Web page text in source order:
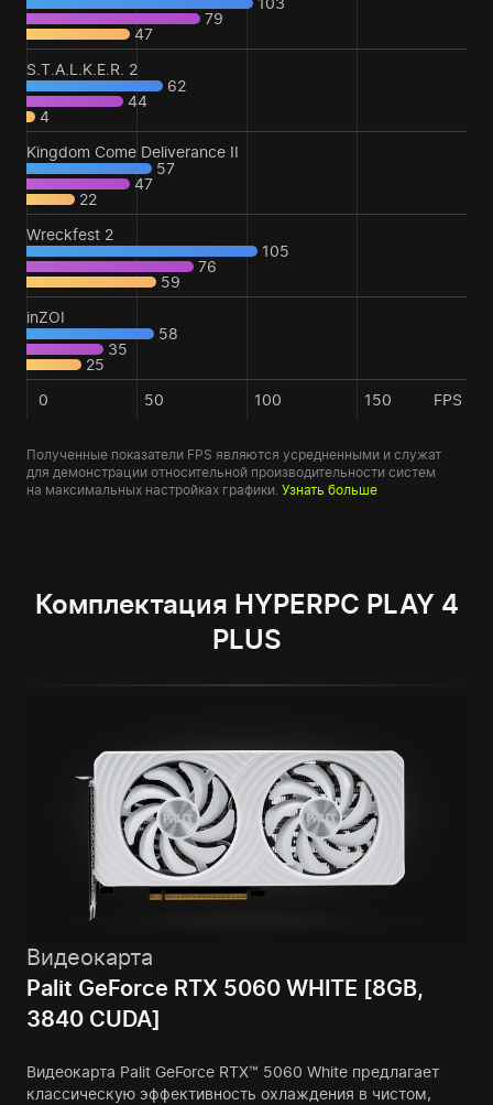
79
47
S.T.A.L.K.E.R. 2
62
44
4
Kingdom Come Deliverance II
57
47
22
Wreckfest 2
105
76
59
inZOI
58
35
25
0
50 100 150 FPS
Полученные показатели FPS являются усредненными и служат
для демонстрации относительной производительности систем
на максимальных настройках графики. Узнать больше
Комплектация HYPERPC PLAY 4
PLUS
Видеокарта
Palit GeForce RTX 5060 WHITE [8GB,
3840 CUDA]
Видеокарта Palit GeForce RTX™ 5060 White предлагает
классическую эффективность охлаждения в чистом,